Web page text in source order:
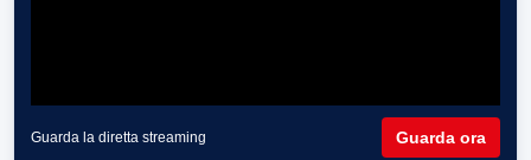
Guarda la diretta streaming Guarda ora